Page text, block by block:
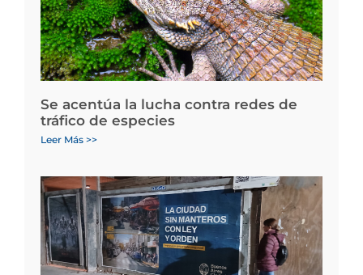
Se acentúa la lucha contra redes de
tráfico de especies
Leer Más >>